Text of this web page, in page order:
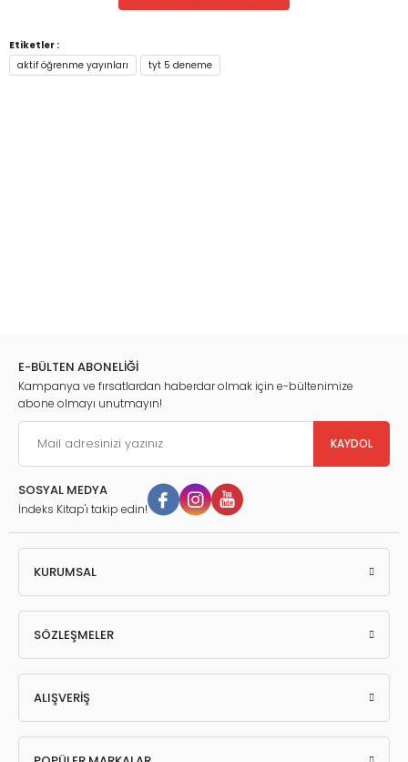
Etiketler :
aktif öğrenme yayınları
tyt 5 deneme
E-BÜLTEN ABONELİĞİ
Kampanya ve fırsatlardan haberdar olmak için e-bültenimize
abone olmayı unutmayın!
KAYDOL
SOSYAL MEDYA
İndeks Kitap'ı takip edin!
KURUMSAL
SÖZLEŞMELER
ALIŞVERİŞ